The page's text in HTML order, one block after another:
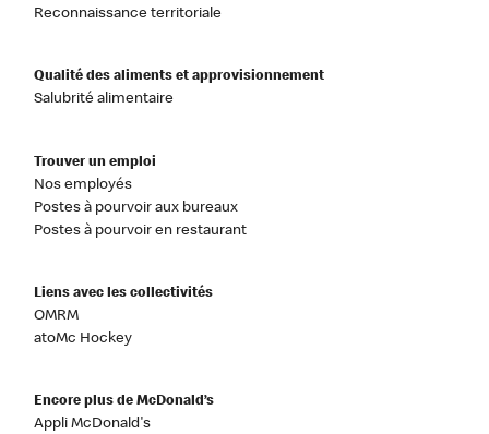
Reconnaissance territoriale
Qualité des aliments et approvisionnement
Salubrité alimentaire
Trouver un emploi
Nos employés
Postes à pourvoir aux bureaux
Postes à pourvoir en restaurant
Liens avec les collectivités
OMRM
atoMc Hockey
Encore plus de McDonald’s
Appli McDonald's